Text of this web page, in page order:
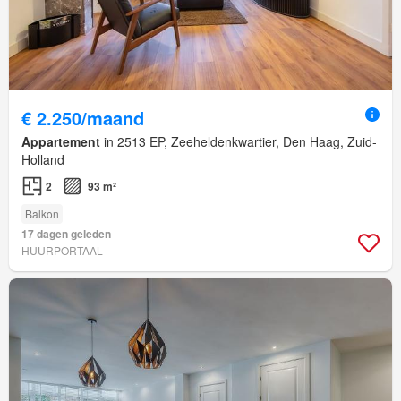
€ 2.250/maand
Appartement in 2513 EP, Zeeheldenkwartier, Den Haag, Zuid-
Holland
2 93 m²
Balkon
17 dagen geleden
HUURPORTAAL